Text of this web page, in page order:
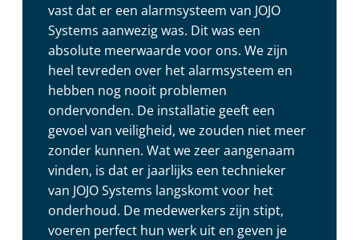
vast dat er een alarmsysteem van JOJO
Systems aanwezig was. Dit was een
absolute meerwaarde voor ons. We zijn
heel tevreden over het alarmsysteem en
hebben nog nooit problemen
ondervonden. De installatie geeft een
gevoel van veiligheid, we zouden niet meer
zonder kunnen. Wat we zeer aangenaam
vinden, is dat er jaarlijks een technieker
van JOJO Systems langskomt voor het
onderhoud. De medewerkers zijn stipt,
voeren perfect hun werk uit en geven je